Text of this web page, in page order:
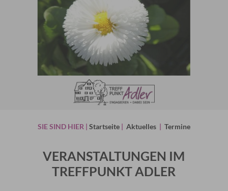
SIE SIND HIER | Startseite| Aktuelles| Termine
VERANSTALTUNGEN IM
TREFFPUNKT ADLER